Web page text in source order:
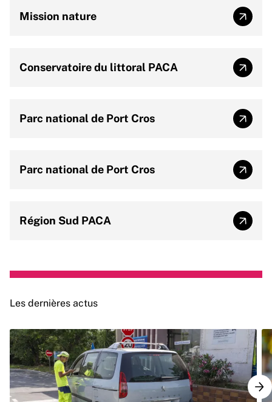
Mission nature
Conservatoire du littoral PACA
Parc national de Port Cros Parc
Parc national de Port Cros Parc
Région Sud PACA
Les dernières actus